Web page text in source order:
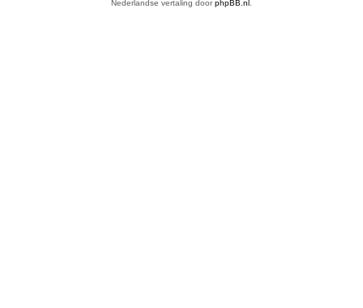
Nederlandse vertaling doorphpBB.nl